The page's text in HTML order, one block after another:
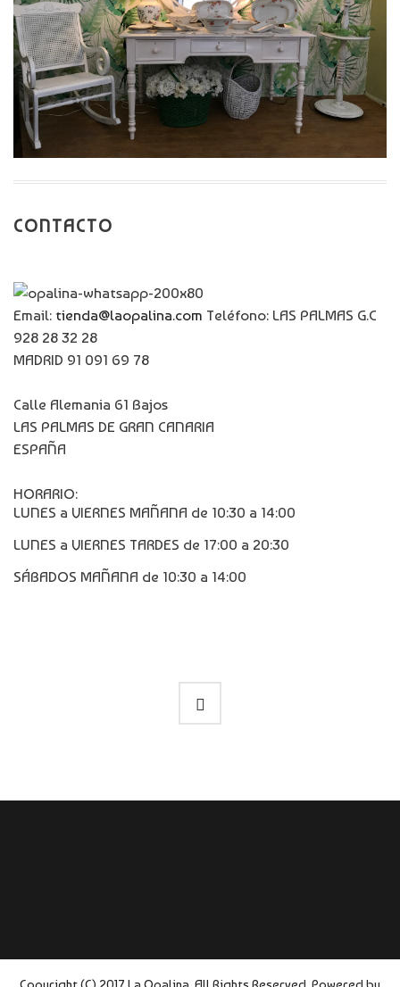
CONTACTO
Email: tienda@laopalina.com Teléfono: LAS PALMAS G.C
928 28 32 28
MADRID 91 091 69 78
Calle Alemania 61 Bajos
LAS PALMAS DE GRAN CANARIA
ESPAÑA
HORARIO:
LUNES a VIERNES MAÑANA de 10:30 a 14:00
LUNES a VIERNES TARDES de 17:00 a 20:30
SÁBADOS MAÑANA de 10:30 a 14:00
Copyright (C) 2017 La Opalina. All Rights Reserved. Powered by